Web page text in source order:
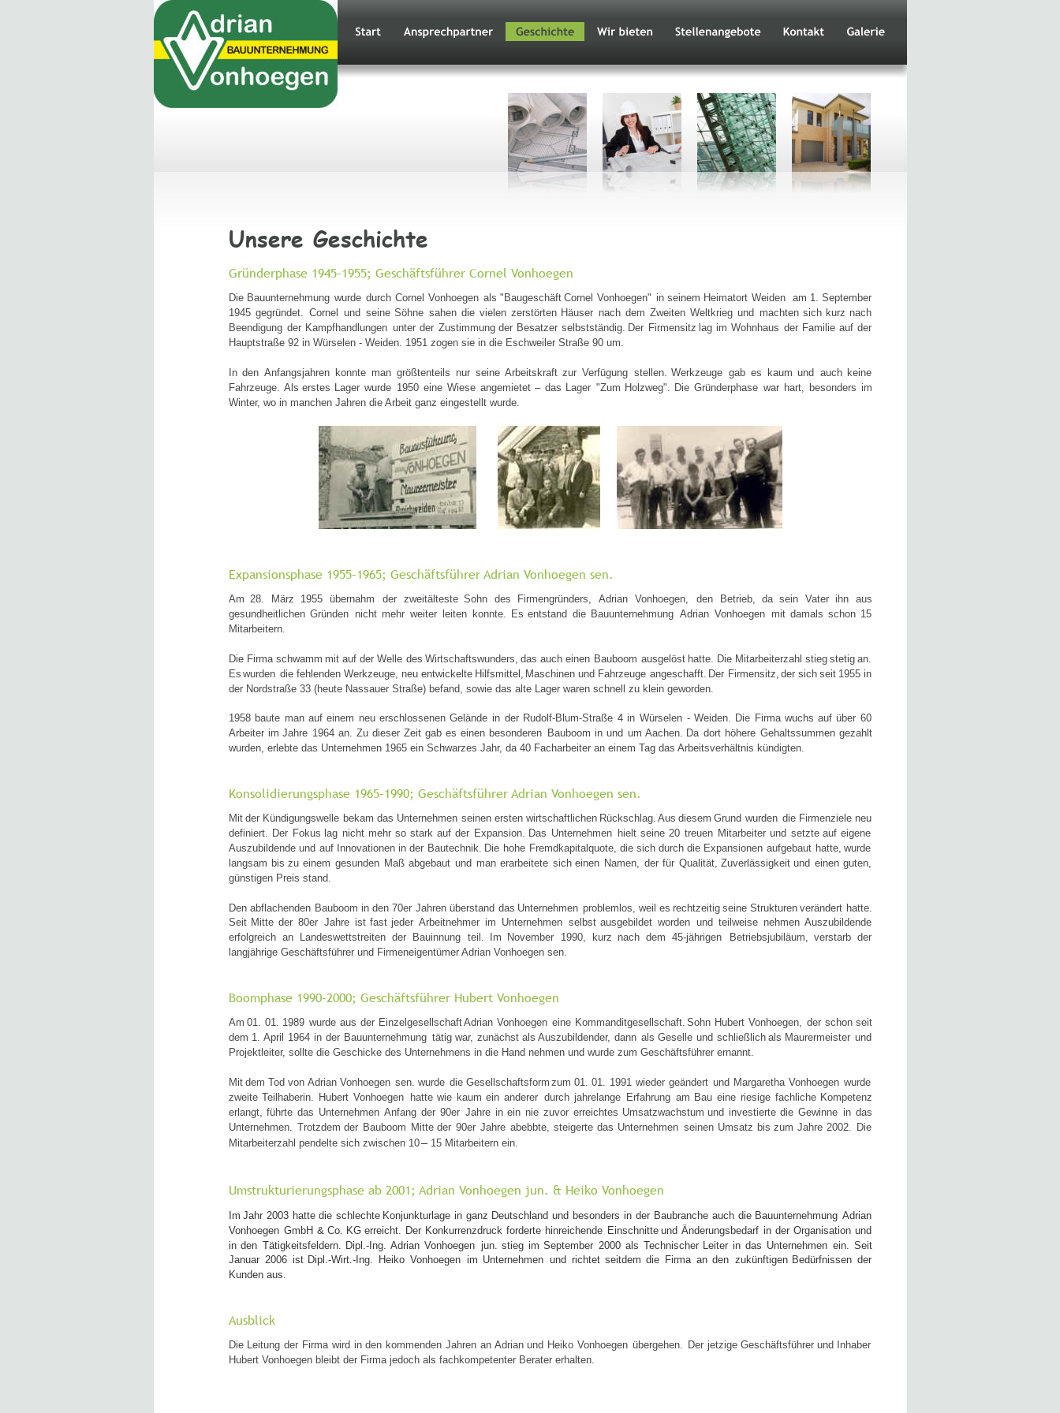
Unsere Geschichte
Gründerphase 1945–1955; Geschäftsführer Cornel Vonhoegen
Die Bauunternehmung wurde durch Cornel Vonhoegen als "Baugeschäft Cornel Vonhoegen" in seinem Heimatort Weiden am 1. September
1945 gegründet. Cornel und seine Söhne sahen die vielen zerstörten Häuser nach dem Zweiten Weltkrieg und machten sich kurz nach
Beendigung der Kampfhandlungen unter der Zustimmung der Besatzer selbstständig. Der Firmensitz lag im Wohnhaus der Familie auf der
Hauptstraße 92 in Würselen - Weiden. 1951 zogen sie in die Eschweiler Straße 90 um.
In den Anfangsjahren konnte man größtenteils nur seine Arbeitskraft zur Verfügung stellen. Werkzeuge gab es kaum und auch keine
Fahrzeuge. Als erstes Lager wurde 1950 eine Wiese angemietet – das Lager "Zum Holzweg". Die Gründerphase war hart, besonders im
Winter, wo in manchen Jahren die Arbeit ganz eingestellt wurde.
Expansionsphase 1955–1965; Geschäftsführer Adrian Vonhoegen sen.
Am 28. März 1955 übernahm der zweitälteste Sohn des Firmengründers, Adrian Vonhoegen, den Betrieb, da sein Vater ihn
aus
gesundheitlichen Gründen nicht mehr weiter leiten konnte. Es entstand die Bauunternehmung Adrian Vonhoegen mit damals schon 15
Mitarbeitern.
Die Firma schwamm mit auf der Welle des Wirtschaftswunders, das auch einen Bauboom ausgelöst hatte. Die Mitarbeiterzahl stieg stetig an.
Es wurden die fehlenden Werkzeuge, neu entwickelte Hilfsmittel, Maschinen und Fahrzeuge angeschafft. Der Firmensitz, der sich seit 1955 in
der Nordstraße 33 (heute Nassauer Straße) befand, sowie das alte Lager waren schnell zu klein geworden.
1958 baute man auf einem neu erschlossenen Gelände in der Rudolf-Blum-Straße 4 in Würselen - Weiden. Die Firma wuchs auf über 60
Arbeiter im Jahre 1964 an. Zu dieser Zeit gab es einen besonderen Bauboom in und um Aachen. Da dort höhere Gehaltssummen gezahlt
wurden, erlebte das Unternehmen 1965 ein Schwarzes Jahr, da 40 Facharbeiter an einem Tag das Arbeitsverhältnis kündigten.
Konsolidierungsphase 1965–1990; Geschäftsführer Adrian Vonhoegen sen.
Mit der Kündigungswelle bekam das Unternehmen seinen ersten wirtschaftlichen Rückschlag. Aus diesem Grund wurden die Firmenziele neu
definiert. Der Fokus lag nicht mehr so stark auf der Expansion. Das Unternehmen hielt seine 20 treuen Mitarbeiter und setzte auf eigene
Auszubildende und auf Innovationen in der Bautechnik. Die hohe Fremdkapitalquote, die sich durch die Expansionen aufgebaut hatte, wurde
langsam bis zu einem gesunden Maß abgebaut und man erarbeitete sich einen Namen, der für Qualität, Zuverlässigkeit und einen guten,
günstigen Preis stand.
Den abflachenden Bauboom in den 70er Jahren überstand das Unternehmen problemlos, weil es rechtzeitig seine Strukturen verändert hatte.
Seit Mitte der 80er Jahre ist fast jeder Arbeitnehmer im Unternehmen selbst ausgebildet worden und teilweise nehmen Auszubildende
erfolgreich an Landeswettstreiten der Bauinnung teil. Im November 1990, kurz nach dem 45-jährigen Betriebsjubiläum, verstarb der
langjährige Geschäftsführer und Firmeneigentümer Adrian Vonhoegen sen.
Boomphase 1990–2000; Geschäftsführer Hubert Vonhoegen
Am 01. 01. 1989 wurde aus der EinzelgesellschaftAdrian Vonhoegen eine Kommanditgesellschaft. Sohn Hubert Vonhoegen, der schon seit
dem 1. April 1964 in der Bauunternehmung tätig war, zunächst als Auszubildender, dann als Geselle und schließlich als Maurermeister und
Projektleiter, sollte die Geschicke des Unternehmens in die Hand nehmen und wurde zum Geschäftsführer ernannt.
Mit dem Tod von Adrian Vonhoegen sen. wurde die Gesellschaftsform zum 01. 01. 1991 wieder geändert und Margaretha Vonhoegen wurde
zweite Teilhaberin. Hubert Vonhoegen hatte wie kaum ein anderer durch jahrelange Erfahrung am Bau eine riesige fachliche Kompetenz
erlangt,
führte das Unternehmen Anfang der 90er Jahre in ein nie zuvor erreichtes Umsatzwachstum und investierte die Gewinne in das
Unternehmen.
Trotzdem der Bauboom Mitte der 90er Jahre abebbte, steigerte das Unternehmen seinen Umsatz bis zum Jahre 2002.
Die
Mitarbeiterzahl pendelte sich zwischen 10 – 15 Mitarbeitern ein.
Umstrukturierungsphase ab 2001; Adrian Vonhoegen jun. & Heiko Vonhoegen
Im Jahr 2003 hatte die schlechte Konjunkturlage in ganz Deutschland und besonders in der Baubranche auch die Bauunternehmung Adrian
Vonhoegen GmbH & Co. KG erreicht. Der Konkurrenzdruck forderte hinreichende Einschnitte und Änderungsbedarf in der Organisation und
in den Tätigkeitsfeldern. Dipl.-Ing. Adrian Vonhoegen jun. stieg im September 2000 als Technischer Leiter in das Unternehmen ein.
Seit
Januar 2006 ist Dipl.-Wirt.-Ing. Heiko Vonhoegen im Unternehmen und richtet seitdem die Firma an den zukünftigen Bedürfnissen der
Kunden aus.
Ausblick
Die Leitung der Firma wird in den kommenden Jahren an Adrian und Heiko Vonhoegen übergehen. Der jetzige Geschäftsführer und
Inhaber
Hubert Vonhoegen bleibt der Firma jedoch als fachkompetenter Berater erhalten.